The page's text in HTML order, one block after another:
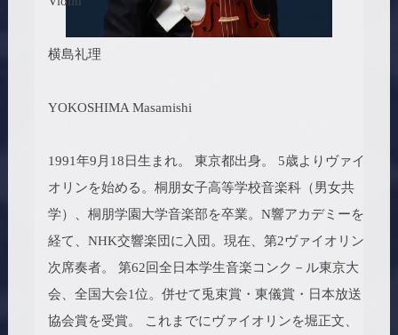
横島礼理
YOKOSHIMA Masamishi
1991年9月18日生まれ。 東京都出身。 5歳よりヴァイ
オリンを始める。桐朋女子高等学校音楽科（男女共
学）、桐朋学園大学音楽部を卒業。N響アカデミーを
経て、NHK交響楽団に入団。現在、第2ヴァイオリン
次席奏者。 第62回全日本学生音楽コンク－ル東京大
会、全国大会1位。併せて兎束賞・東儀賞・日本放送
協会賞を受賞。 これまでにヴァイオリンを堀正文、